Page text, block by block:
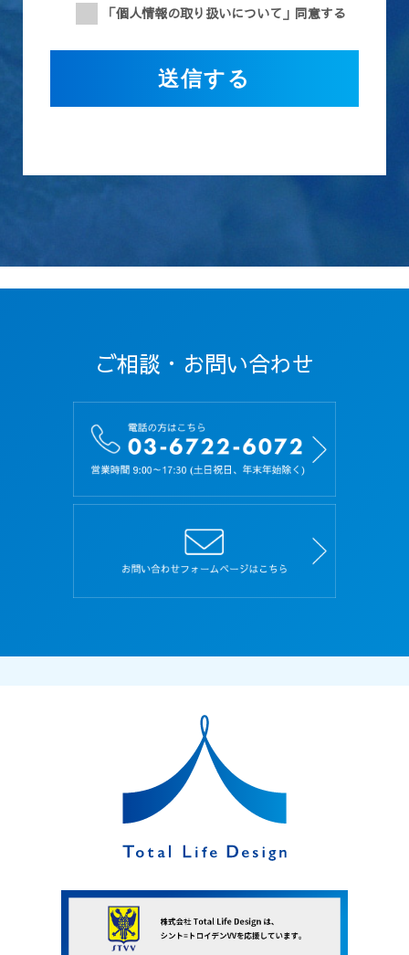
情・相談に迅速に対応し、当社の個人情報の取扱
第２条（定義）
て、当該情報を構成する氏名、住所、電話番号、
メールアドレス、生年月日、及びその他の記述等
により当該応募者を識別できるもの（当該情報の
みでは識別できないが、他の情報と照合すること
により当該個人を識別できるものを含みます）を
いいます。
第３条（規約の遵守）
１．応募者は、本規約を理解し、その内容にすべ
て同意した上で、本サイトを利用するものとし、
また、本規約を遵守しなければなりません。
したものとみなします。
は、当社がその都度定めます。当社が別途定める
利用条件、規約、遵守事項なども本規約と同一の
効力があるものとし、本規約と同様に扱うものと
４．本サイト上に本規約と異なる定めがある場
合、または本規約に記載されていない定めがある
場合は、その定めが優先して適用されます。
５．当社は、変更が応募者の一般の利益に適合す
るとき、またはその他合理的なものであるときに
は、本規約を変更できるものとします。この場
「個人情報の取り扱いについて」同意する
ご相談・お問い合わせ